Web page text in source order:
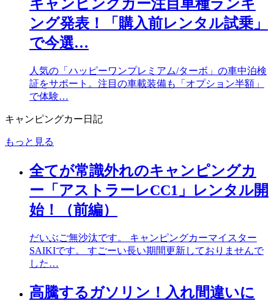
キャンピングカー注目車種ランキ
ング発表！「購入前レンタル試乗」
で今選…
人気の「ハッピーワンプレミアム/ターボ」の車中泊検
証をサポート。注目の車載装備も「オプション半額」
で体験…
キャンピングカー日記
もっと見る
全てが常識外れのキャンピングカ
ー「アストラーレCC1」レンタル開
始！（前編）
だいぶご無沙汰です。 キャンピングカーマイスター
SAIKIです。 すごーい長い期間更新しておりませんで
した…
高騰するガソリン！入れ間違いに